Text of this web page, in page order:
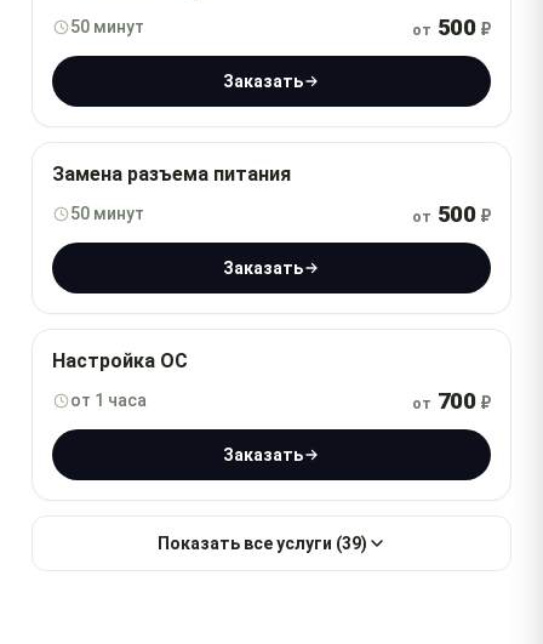
50 минут от 500 ₽
Заказать
Замена разъема питания
50 минут от 500 ₽
Заказать
Настройка ОС
от 1 часа от 700 ₽
Заказать
Показать все услуги (39)